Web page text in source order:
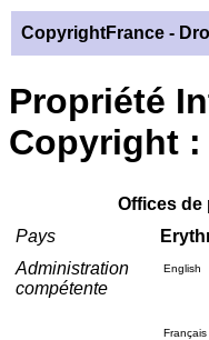
CopyrightFrance -
Propriété
Copyright :
Offices de
Pays
Administration
compétente
English
Français